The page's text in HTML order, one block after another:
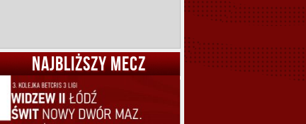
NAJBLIŻSZY MECZ